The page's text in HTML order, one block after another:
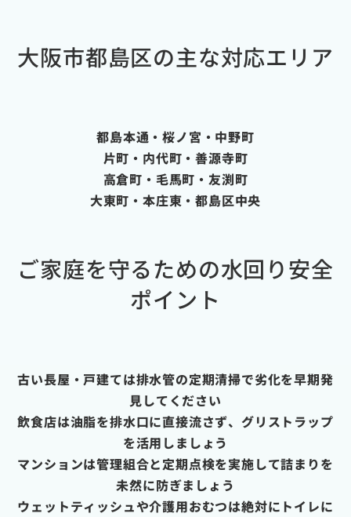
大阪市都島区の主な対応エリア
都島本通・桜ノ宮・中野町
片町・内代町・善源寺町
高倉町・毛馬町・友渕町
大東町・本庄東・都島区中央
ご家庭を守るための水回り安全
ポイント
古い長屋・戸建ては排水管の定期清掃で劣化を早期発
見してください
飲食店は油脂を排水口に直接流さず、グリストラップ
を活用しましょう
マンションは管理組合と定期点検を実施して詰まりを
未然に防ぎましょう
ウェットティッシュや介護用おむつは絶対にトイレに